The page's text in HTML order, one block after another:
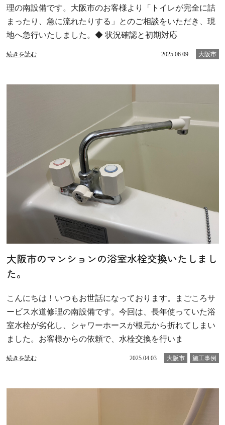
理の南設備です。大阪市のお客様より「トイレが完全に詰
まったり、急に流れたりする」とのご相談をいただき、現
地へ急行いたしました。◆ 状況確認と初期対応
続きを読む 2025.06.09 大阪市
大阪市のマンションの浴室水栓交換いたしまし
た。
こんにちは！いつもお世話になっております。まごころサ
ービス水道修理の南設備です。今回は、長年使っていた浴
室水栓が劣化し、シャワーホースが根元から折れてしまい
ました。お客様からの依頼で、水栓交換を行いま
続きを読む 2025.04.03 大阪市 施工事例